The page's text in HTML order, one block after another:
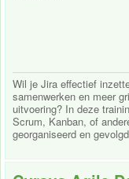
Wil je Jira effectief
samenwerken en meer
uitvoering? In deze
Scrum, Kanban, of
georganiseerd en